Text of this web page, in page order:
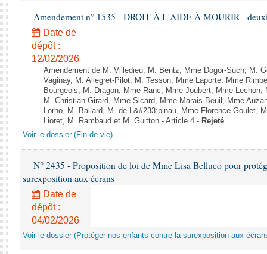
Amendement n° 1535 - DROIT À L'AIDE À MOURIR -
Date de
dépôt :
12/02/2026
Amendement de M. Villedieu, M. Bentz, Mme Dogor-Such, M.
Vaginay, M. Allegret-Pilot, M. Tesson, Mme Laporte, Mme
Bourgeois, M. Dragon, Mme Ranc, Mme Joubert, Mme
M. Christian Girard, Mme Sicard, Mme Marais-Beuil, Mme
Lorho, M. Ballard, M. de L&#233;pinau, Mme Florence Goulet,
Lioret, M. Rambaud et M. Guitton - Article 4 - Rejeté
Voir le dossier (Fin de vie)
N° 2435 - Proposition de loi de Mme Lisa Belluco pour
surexposition aux écrans
Date de
dépôt :
04/02/2026
Voir le dossier (Protéger nos enfants contre la surexposition aux